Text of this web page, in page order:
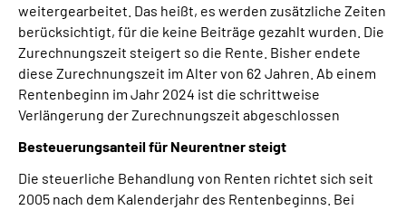
weitergearbeitet. Das heißt, es werden zusätzliche Zeiten
berücksichtigt, für die keine Beiträge gezahlt wurden. Die
Zurechnungszeit steigert so die Rente. Bisher endete
diese Zurechnungszeit im Alter von 62 Jahren. Ab einem
Rentenbeginn im Jahr 2024 ist die schrittweise
Verlängerung der Zurechnungszeit abgeschlossen
Besteuerungsanteil für Neurentner steigt
Die steuerliche Behandlung von Renten richtet sich seit
2005 nach dem Kalenderjahr des Rentenbeginns. Bei